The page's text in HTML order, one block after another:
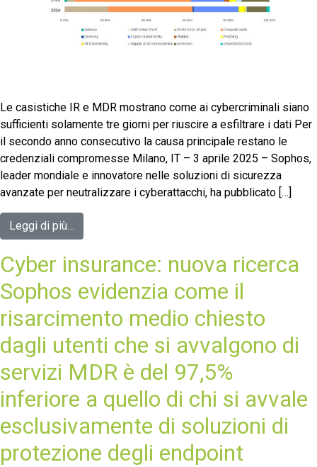
Le casistiche IR e MDR mostrano come ai cybercriminali siano
sufficienti solamente tre giorni per riuscire a esfiltrare i dati Per
il secondo anno consecutivo la causa principale restano le
credenziali compromesse Milano, IT – 3 aprile 2025 – Sophos,
leader mondiale e innovatore nelle soluzioni di sicurezza
avanzate per neutralizzare i cyberattacchi, ha pubblicato […]
Leggi di più…
Cyber insurance: nuova ricerca
Sophos evidenzia come il
risarcimento medio chiesto
dagli utenti che si avvalgono di
servizi MDR è del 97,5%
inferiore a quello di chi si avvale
esclusivamente di soluzioni di
protezione degli endpoint